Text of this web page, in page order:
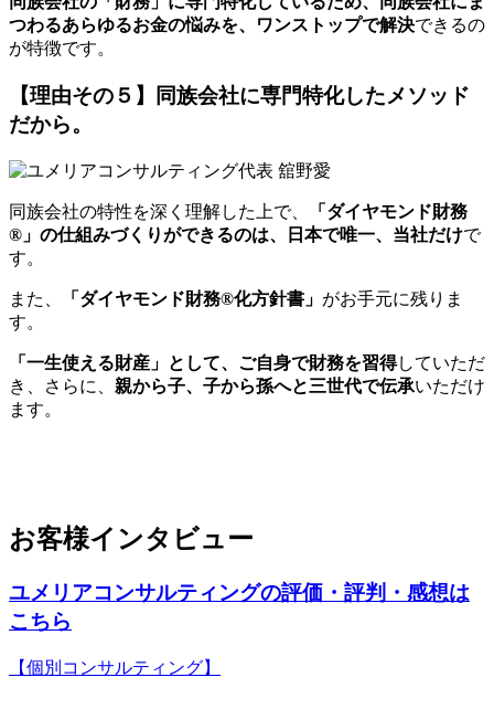
つわるあらゆるお金の悩みを、ワンストップで解決できるの
が特徴です。
【理由その５】
同族会社に専門特化したメソッド
だから。
同族会社の特性を深く理解した上で、
「ダイヤモンド財務
®」の仕組みづくりができるのは、日本で唯一、当社だけで
す。
また、 「ダイヤモンド財務®化方針書」 がお手元に残りま
す。
「一生使える財産」として、ご自身で財務を習得していただ
き、さらに、 親から子、子から孫へと三世代で伝承いただけ
ます。
お客様インタビュー
ユメリアコンサルティングの評価・評判・感想は
こちら
【個別コンサルティング】